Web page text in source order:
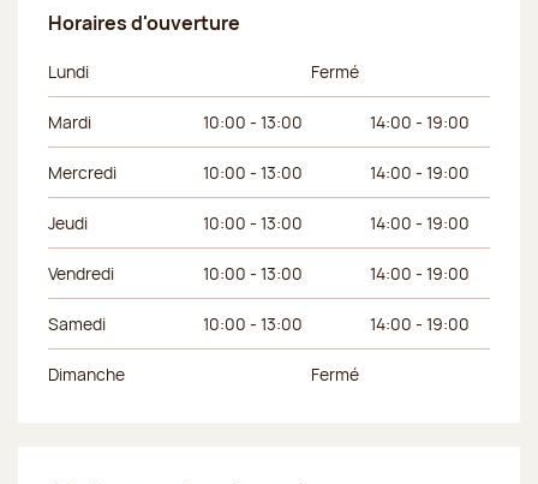
Horaires d'ouverture
Jour de la semaine Horaires du matin
Lundi Fermé
Mardi 10:00 - 13:00 14:00 - 19:00
Mercredi 10:00 - 13:00 14:00 - 19:00
Jeudi 10:00 - 13:00 14:00 - 19:00
Vendredi 10:00 - 13:00 14:00 - 19:00
Samedi 10:00 - 13:00 14:00 - 19:00
Dimanche Fermé